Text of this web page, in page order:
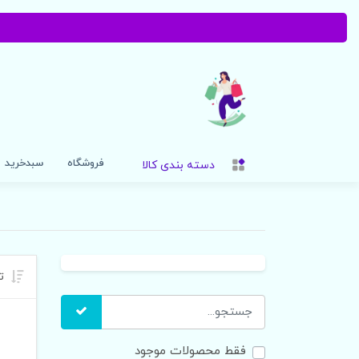
دسته بندی کالا فروشگاه سبدخرید
فقط محصولات موجود